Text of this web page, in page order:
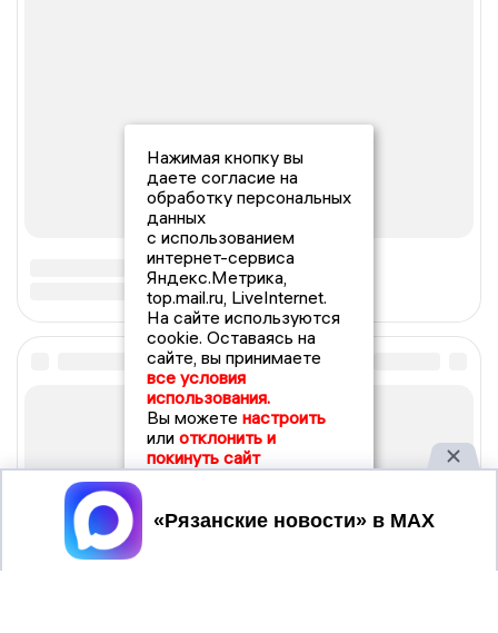
Нажимая кнопку вы
даете согласие на
обработку персональных
данных
с использованием
интернет-сервиса
Яндекс.Метрика,
top.mail.ru, LiveInternet.
На сайте используются
cookie. Оставаясь на
сайте, вы принимаете
все условия
использования.
Вы можете настроить
или отклонить и
покинуть сайт
Принять